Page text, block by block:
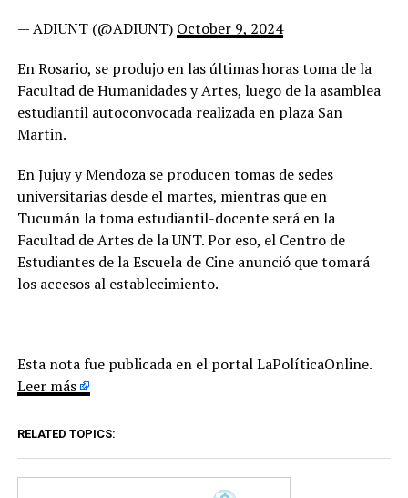
— ADIUNT (@ADIUNT) October 9, 2024
En Rosario, se produjo en las últimas horas toma de la
Facultad de Humanidades y Artes, luego de la asamblea
estudiantil autoconvocada realizada en plaza San
Martin.
En Jujuy y Mendoza se producen tomas de sedes
universitarias desde el martes, mientras que en
Tucumán la toma estudiantil-docente será en la
Facultad de Artes de la UNT. Por eso, el Centro de
Estudiantes de la Escuela de Cine anunció que tomará
los accesos al establecimiento.
Esta nota fue publicada en el portal LaPolíticaOnline.
Leer más
RELATED TOPICS: